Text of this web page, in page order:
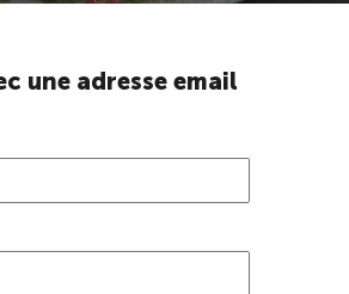
une adresse email